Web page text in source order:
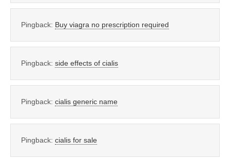
Pingback: Buy viagra no prescription required
Pingback: side effects of cialis
Pingback: cialis generic name
Pingback: cialis for sale